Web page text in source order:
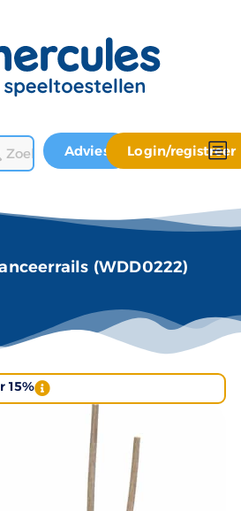
Advies Login/registreer
(WDD0222)
15%